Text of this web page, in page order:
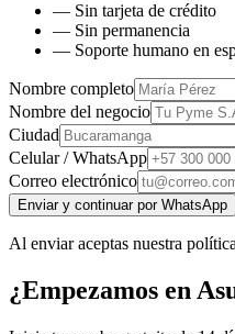
— Sin tarjeta de crédito
— Sin permanencia
— Soporte humano en
Nombre completo
Nombre del negocio
Ciudad
Celular / WhatsApp
Correo electrónico
Enviar y continuar por WhatsApp
Al enviar aceptas nuestra
¿Empezamos en